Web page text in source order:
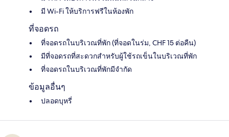
มี Wi-Fi ให้บริการฟรีในห้องพัก
ที่จอดรถ
ที่จอดรถในบริเวณที่พัก (ที่จอดในร่ม, CHF 15 ต่อคืน)
มีที่จอดรถที่สะดวกสำหรับผู้ใช้รถเข็นในบริเวณที่พัก
ที่จอดรถในบริเวณที่พักมีจำกัด
ข้อมูลอื่นๆ
ปลอดบุหรี่